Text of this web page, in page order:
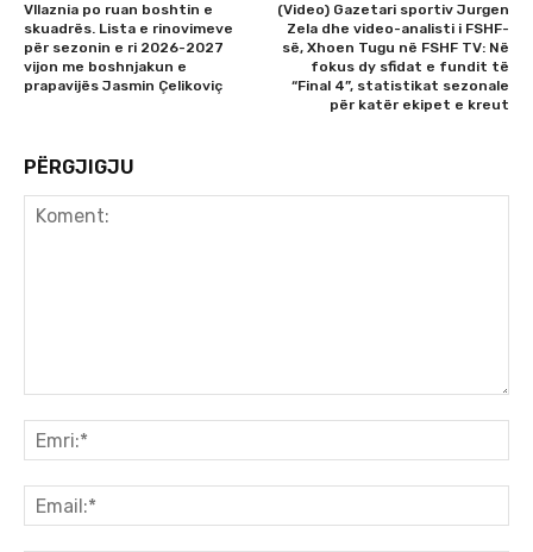
Vllaznia po ruan boshtin e
skuadrës. Lista e rinovimeve
për sezonin e ri 2026-2027
vijon me boshnjakun e
prapavijës Jasmin Çelikoviç
(Video) Gazetari sportiv Jurgen
Zela dhe video-analisti i FSHF-
së, Xhoen Tugu në FSHF TV: Në
fokus dy sfidat e fundit të
“Final 4”, statistikat sezonale
për katër ekipet e kreut
PËRGJIGJU